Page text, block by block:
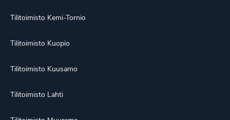
Tilitoimisto Kemi-Tornio
Tilitoimisto Kuopio
Tilitoimisto Kuusamo
Tilitoimisto Lahti